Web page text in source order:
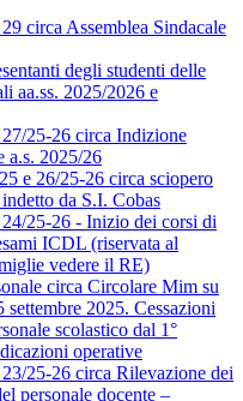
circa Assemblea Sindacale
degli studenti delle
aa.ss. 2025/2026 e
25-26 circa Indizione
a.s. 2025/26
e 26/25-26 circa sciopero
da S.I. Cobas
25-26 - Inizio dei corsi di
ICDL (riservata al
vedere il RE)
circa Circolare Mim su
2025. Cessazioni
scolastico dal 1°
operative
25-26 circa Rilevazione dei
personale docente –